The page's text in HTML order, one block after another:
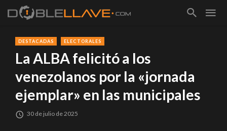
DESTACADAS ELECTORALES
La ALBA felicitó a los
venezolanos por la «jornada
ejemplar» en las municipales
30 de julio de 2025